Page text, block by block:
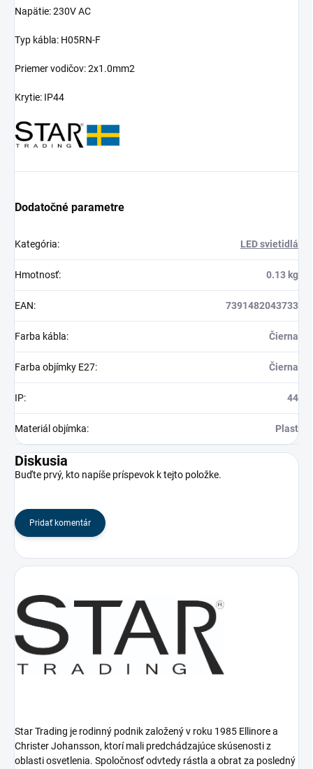
Napätie: 230V AC
Typ kábla: H05RN-F
Priemer vodičov: 2x1.0mm2
Krytie: IP44
Dodatočné parametre
Kategória: LED svietidlá
Hmotnosť: 0.13 kg
EAN: 7391482043733
Farba kábla: Čierna
Farba objímky E27: Čierna
IP: 44
Materiál objímka: Plast
Diskusia
Buďte prvý, kto napíše príspevok k tejto položke.
Pridať komentár
Star Trading je rodinný podnik založený v roku 1985 Ellinore a
Christer Johansson, ktorí mali predchádzajúce skúsenosti z
oblasti osvetlenia. Spoločnosť odvtedy rástla a obrat za posledný